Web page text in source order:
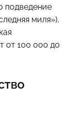
подведение
миля»),
от 100 000 до